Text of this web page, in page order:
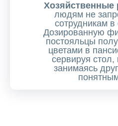
Хозяйственные
людям не
сотрудникам в
Дозированную
постояльцы
цветами в
сервируя
занимаясь